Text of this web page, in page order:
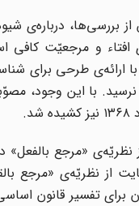
با ارائه‌ی طرحی برای
با این وجود،
«مرجع بالفعل»
از نظریّه‌ی «مرجع
برای تفسیر قانون